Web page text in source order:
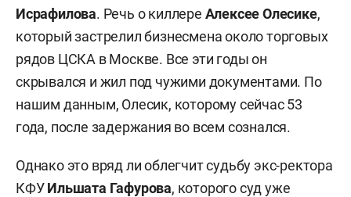
Исрафилова. Речь о киллере Алексее Олесике,
который застрелил бизнесмена около торговых
рядов ЦСКА в Москве. Все эти годы он
скрывался и жил под чужими документами. По
нашим данным, Олесик, которому сейчас 53
года, после задержания во всем сознался.
Однако это вряд ли облегчит судьбу экс-ректора
КФУИльшата Гафурова, которого суд уже